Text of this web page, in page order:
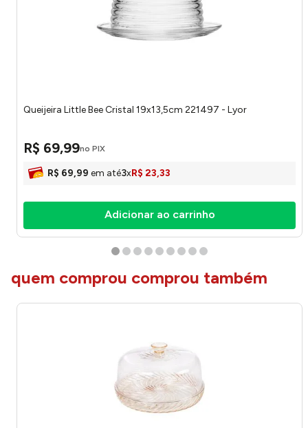
Queijeira Little Bee Cristal 19x13,5cm 221497 - Lyor
R$ 69,99no PIX
R$ 69,99 em até3xR$ 23,33
Adicionar ao carrinho
quem comprou comprou também